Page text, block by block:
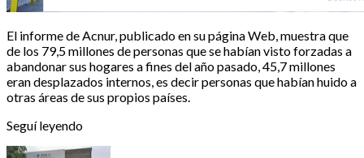
El informe de Acnur, publicado en su página Web, muestra que
de los 79,5 millones de personas que se habían visto forzadas a
abandonar sus hogares a fines del año pasado, 45,7 millones
eran desplazados internos, es decir personas que habían huido a
otras áreas de sus propios países.
Seguí leyendo